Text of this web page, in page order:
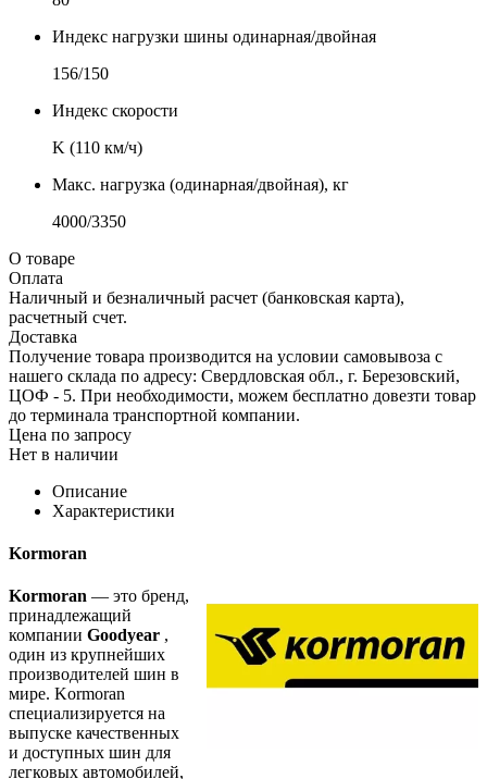
Индекс нагрузки шины одинарная/двойная
156/150
Индекс скорости
K (110 км/ч)
Макс. нагрузка (одинарная/двойная), кг
4000/3350
О товаре
Оплата
Наличный и безналичный расчет (банковская карта),
расчетный счет.
Доставка
Получение товара производится на условии самовывоза с
нашего склада по адресу: Свердловская обл., г. Березовский,
ЦОФ - 5. При необходимости, можем бесплатно довезти товар
до терминала транспортной компании.
Цена по запросу
Нет в наличии
Описание
Характеристики
Kormoran
Kormoran — это бренд,
принадлежащий
компании Goodyear ,
один из крупнейших
производителей шин в
мире. Kormoran
специализируется на
выпуске качественных
и доступных шин для
легковых автомобилей,